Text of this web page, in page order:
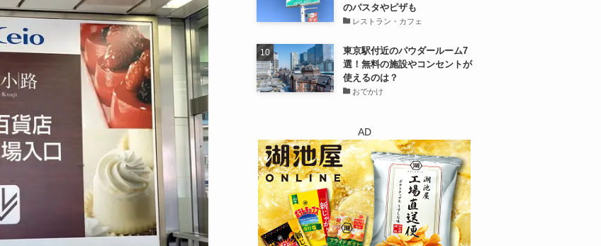
のパスタやピザも
レストラン・カフェ
東京駅付近のパウダールーム7
選！無料の施設やコンセントが
使えるのは？
おでかけ
AD